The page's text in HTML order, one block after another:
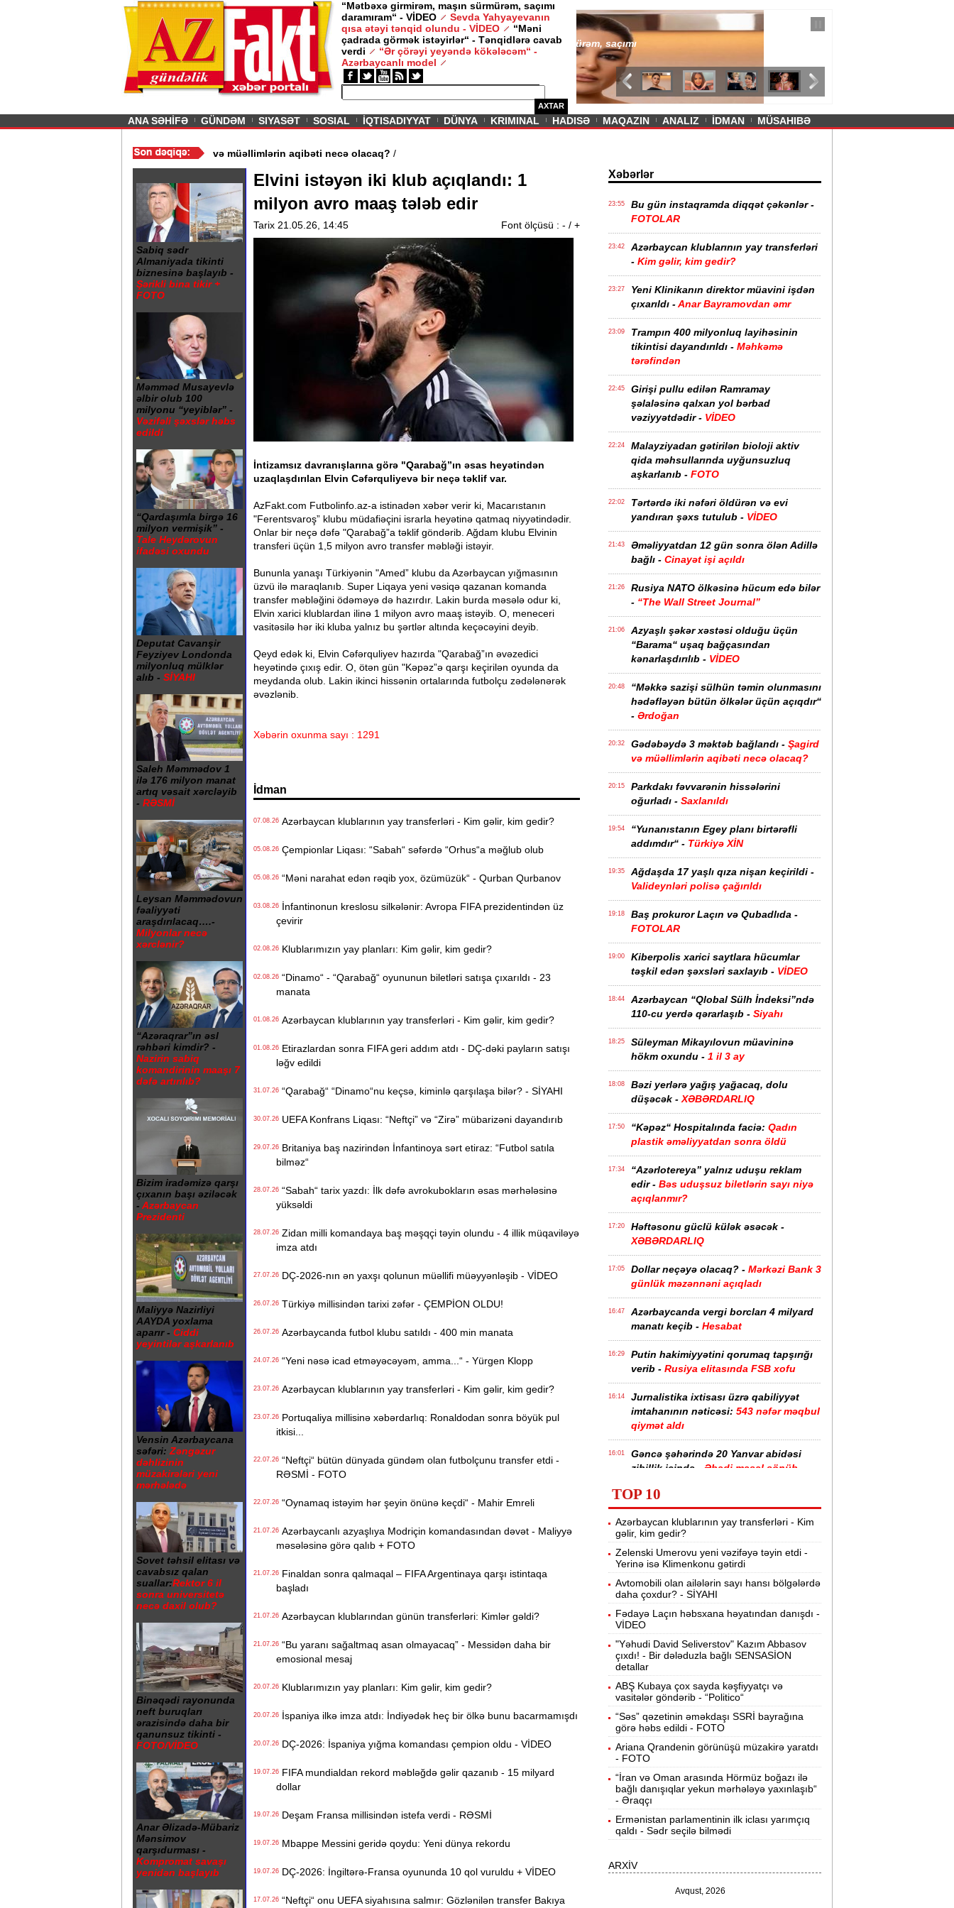
“Mətbəxə girmirəm, maşın sürmürəm, saçımı
daramıram“ - VİDEO
Sevda Yahyayevanın
qısa ətəyi tənqid olundu - VİDEO
“Məni
çadrada görmək istəyirlər“ - Tənqidlərə cavab
verdi
“Ər çörəyi yeyəndə kökələcəm“ -
Azərbaycanlı model
AXTAR
/ MAQAZIN /
Sevda Yahyayevanın qısa ətəyi tənqid olundu -
VİDEO
Previous
ANA SƏHİFƏ GÜNDƏM SIYASƏT SOSIAL İQTISADIYYAT DÜNYA KRIMINAL HADISƏ MAQAZIN ANALIZ İDMAN MÜSAHIBƏ
Gədəbəydə 3 məktəb bağlandı - Şagird və müəllimlərin aqibəti necə olacaq?
Sabiq sədr
Almaniyada tikinti
biznesinə başlayıb -
Şərikli bina tikir +
FOTO
Məmməd Musayevlə
əlbir olub 100
milyonu “yeyiblər” -
Vəzifəli şəxslər həbs
edildi
“Qardaşımla birgə 16
milyon vermişik” -
Tale Heydərovun
ifadəsi oxundu
Deputat Cavanşir
Feyziyev Londonda
milyonluq mülklər
alıb - SİYAHI
Saleh Məmmədov 1
ilə 176 milyon manat
artıq vəsait xərcləyib
- RƏSMİ
Leysan Məmmədovun
fəaliyyəti
araşdırılacaq….-
Milyonlar necə
xərclənir?
“Azəraqrar”ın əsl
rəhbəri kimdir? -
Nazirin sabiq
komandirinin maaşı 7
dəfə artırılıb?
Bizim iradəmizə qarşı
çıxanın başı əziləcək
- Azərbaycan
Prezidenti
Maliyyə Nazirliyi
AAYDA yoxlama
aparır - Ciddi
yeyintilər aşkarlanıb
Vensin Azərbaycana
səfəri: Zəngəzur
dəhlizinin
müzakirələri yeni
mərhələdə
Sovet təhsil elitası və
cavabsız qalan
suallar:Rektor 6 il
sonra universitetə
necə daxil olub?
Binəqədi rayonunda
neft buruqları
ərazisində daha bir
qanunsuz tikinti -
FOTO/VİDEO
Anar Əlizadə-Mübariz
Mənsimov
qarşıdurması -
Kompromat savaşı
yenidən başlayıb
Elvini istəyən iki klub açıqlandı: 1
milyon avro maaş tələb edir
Tarix 21.05.26, 14:45 Font ölçüsü : - / +
İntizamsız davranışlarına görə "Qarabağ”ın əsas heyətindən
uzaqlaşdırılan Elvin Cəfərquliyevə bir neçə təklif var.
AzFakt.com Futbolinfo.az-a istinadən xəbər verir ki, Macarıstanın
"Ferentsvaroş” klubu müdafiəçini israrla heyətinə qatmaq niyyətindədir.
Onlar bir neçə dəfə "Qarabağ”a təklif göndərib. Ağdam klubu Elvinin
transferi üçün 1,5 milyon avro transfer məbləği istəyir.
Bununla yanaşı Türkiyənin "Amed” klubu da Azərbaycan yığmasının
üzvü ilə maraqlanıb. Super Liqaya yeni vəsiqə qazanan komanda
transfer məbləğini ödəməyə də hazırdır. Lakin burda məsələ odur ki,
Elvin xarici klublardan ilinə 1 milyon avro maaş istəyib. O, meneceri
vasitəsilə hər iki kluba yalnız bu şərtlər altında keçəcəyini deyib.
Qeyd edək ki, Elvin Cəfərquliyev hazırda "Qarabağ”ın əvəzedici
heyətində çıxış edir. O, ötən gün "Kəpəz”ə qarşı keçirilən oyunda da
meydanda olub. Lakin ikinci hissənin ortalarında futbolçu zədələnərək
əvəzlənib.
Xəbərin oxunma sayı : 1291
İdman
07.08.26Azərbaycan klublarının yay transferləri - Kim gəlir, kim gedir?
05.08.26Çempionlar Liqası: “Sabah“ səfərdə “Orhus“a məğlub olub
05.08.26“Məni narahat edən rəqib yox, özümüzük“ - Qurban Qurbanov
03.08.26İnfantinonun kreslosu silkələnir: Avropa FIFA prezidentindən üz
çevirir
02.08.26Klublarımızın yay planları: Kim gəlir, kim gedir?
02.08.26“Dinamo“ - “Qarabağ“ oyununun biletləri satışa çıxarıldı - 23
manata
01.08.26Azərbaycan klublarının yay transferləri - Kim gəlir, kim gedir?
01.08.26Etirazlardan sonra FIFA geri addım atdı - DÇ-dəki payların satışı
ləğv edildi
31.07.26“Qarabağ“ “Dinamo“nu keçsə, kiminlə qarşılaşa bilər? - SİYAHI
30.07.26UEFA Konfrans Liqası: “Neftçi” və “Zirə” mübarizəni dayandırıb
29.07.26Britaniya baş nazirindən İnfantinoya sərt etiraz: “Futbol satıla
bilməz“
28.07.26“Sabah“ tarix yazdı: İlk dəfə avrokubokların əsas mərhələsinə
yüksəldi
28.07.26Zidan milli komandaya baş məşqçi təyin olundu - 4 illik müqaviləyə
imza atdı
27.07.26DÇ-2026-nın ən yaxşı qolunun müəllifi müəyyənləşib - VİDEO
26.07.26Türkiyə millisindən tarixi zəfər - ÇEMPİON OLDU!
26.07.26Azərbaycanda futbol klubu satıldı - 400 min manata
24.07.26“Yeni nəsə icad etməyəcəyəm, amma...“ - Yürgen Klopp
23.07.26Azərbaycan klublarının yay transferləri - Kim gəlir, kim gedir?
23.07.26Portuqaliya millisinə xəbərdarlıq: Ronaldodan sonra böyük pul
itkisi...
22.07.26“Neftçi“ bütün dünyada gündəm olan futbolçunu transfer etdi -
RƏSMİ - FOTO
22.07.26“Oynamaq istəyim hər şeyin önünə keçdi“ - Mahir Emreli
21.07.26Azərbaycanlı azyaşlıya Modriçin komandasından dəvət - Maliyyə
məsələsinə görə qalıb + FOTO
21.07.26Finaldan sonra qalmaqal – FIFA Argentinaya qarşı istintaqa
başladı
21.07.26Azərbaycan klublarından günün transferləri: Kimlər gəldi?
21.07.26“Bu yaranı sağaltmaq asan olmayacaq” - Messidən daha bir
emosional mesaj
20.07.26Klublarımızın yay planları: Kim gəlir, kim gedir?
20.07.26İspaniya ilkə imza atdı: İndiyədək heç bir ölkə bunu bacarmamışdı
20.07.26DÇ-2026: İspaniya yığma komandası çempion oldu - VİDEO
19.07.26FIFA mundialdan rekord məbləğdə gəlir qazanıb - 15 milyard
dollar
19.07.26Deşam Fransa millisindən istefa verdi - RƏSMİ
19.07.26Mbappe Messini geridə qoydu: Yeni dünya rekordu
19.07.26DÇ-2026: İngiltərə-Fransa oyununda 10 qol vuruldu + VİDEO
17.07.26“Neftçi“ onu UEFA siyahısına salmır: Gözlənilən transfer Bakıya
Xəbərlər
23:55
Bu gün instaqramda diqqət çəkənlər -
FOTOLAR
23:42
Azərbaycan klublarının yay transferləri
- Kim gəlir, kim gedir?
23:27
Yeni Klinikanın direktor müavini işdən
çıxarıldı -Anar Bayramovdan əmr
23:09
Trampın 400 milyonluq layihəsinin
tikintisi dayandırıldı - Məhkəmə
tərəfindən
22:45
Girişi pullu edilən Ramramay
şəlaləsinə qalxan yol bərbad
vəziyyətdədir - VİDEO
22:24
Malayziyadan gətirilən bioloji aktiv
qida məhsullarında uyğunsuzluq
aşkarlanıb - FOTO
22:02
Tərtərdə iki nəfəri öldürən və evi
yandıran şəxs tutulub - VİDEO
21:43
Əməliyyatdan 12 gün sonra ölən Adillə
bağlı - Cinayət işi açıldı
21:26
Rusiya NATO ölkəsinə hücum edə bilər
- “The Wall Street Journal”
21:06
Azyaşlı şəkər xəstəsi olduğu üçün
“Barama“ uşaq bağçasından
kənarlaşdırılıb - VİDEO
20:48
“Məkkə sazişi sülhün təmin olunmasını
hədəfləyən bütün ölkələr üçün açıqdır“
- Ərdoğan
20:32 Gədəbəydə 3 məktəb bağlandı - Şagird
və müəllimlərin aqibəti necə olacaq?
20:15
Parkdakı fəvvarənin hissələrini
oğurladı - Saxlanıldı
19:54
“Yunanıstanın Egey planı birtərəfli
addımdır“ - Türkiyə XİN
19:35
Ağdaşda 17 yaşlı qıza nişan keçirildi -
Valideynləri polisə çağırıldı
19:18
Baş prokuror Laçın və Qubadlıda -
FOTOLAR
19:00
Kiberpolis xarici saytlara hücumlar
təşkil edən şəxsləri saxlayıb - VİDEO
18:44
Azərbaycan “Qlobal Sülh İndeksi”ndə
110-cu yerdə qərarlaşıb - Siyahı
18:25
Süleyman Mikayılovun müavininə
hökm oxundu - 1 il 3 ay
18:08
Bəzi yerlərə yağış yağacaq, dolu
düşəcək - XƏBƏRDARLIQ
17:50 “Kəpəz“ Hospitalında faciə: Qadın
plastik əməliyyatdan sonra öldü
17:34
“Azərlotereya” yalnız uduşu reklam
edir - Bəs uduşsuz biletlərin sayı niyə
açıqlanmır?
17:20
Həftəsonu güclü külək əsəcək -
XƏBƏRDARLIQ
17:05 Dollar neçəyə olacaq? - Mərkəzi Bank 3
günlük məzənnəni açıqladı
16:47
Azərbaycanda vergi borcları 4 milyard
manatı keçib - Hesabat
16:29
Putin hakimiyyətini qorumaq tapşırığı
verib - Rusiya elitasında FSB xofu
16:14
Jurnalistika ixtisası üzrə qabiliyyət
imtahanının nəticəsi: 543 nəfər məqbul
qiymət aldı
16:01
Gəncə şəhərində 20 Yanvar abidəsi
zibillik içində - Əbədi məşəl sönüb
15:45
Pakistan, Səudiyyə Ərəbistanı və
Türkiyə saziş imzalayıb -Birgə müdafiə
haqqında
15:28
“Tarqovı”dakı yanğın məhdudlaşdırıldı
-VİDEOLAR
15:13
Velosipedlər Azərbaycana hansı
ölkələrdən və neçəyə gətirilib -
Pərvin Abıyeva son görünüşü diqqət
çəkdi -
14:43
Bakıda 70 min manatlıq naqil
oğurlayan şəxs tutuldu -VİDEO
14:26
Samir Şərifova yeni vəzifə verildi -
Prezident Sərəncam imzaladı
14:11 Tovuzda qadın qətlə yetirildi -Şübhəli
qardaşı oğludur
13:56 39 dərəcə isti olacaq -Sabaha olan
hava proqnozu
13:40
Prezident bu səfirlərin yerini dəyişdi -
TOP 10
Azərbaycan klublarının yay transferləri - Kim
gəlir, kim gedir?
Zelenski Umerovu yeni vəzifəyə təyin etdi -
Yerinə isə Klimenkonu gətirdi
Avtomobili olan ailələrin sayı hansı bölgələrdə
daha çoxdur? - SİYAHI
Fədayə Laçın həbsxana həyatından danışdı -
VİDEO
"Yəhudi David Seliverstov" Kazım Abbasov
çıxdı! - Bir dələduzla bağlı SENSASİON
detallar
ABŞ Kubaya çox sayda kəşfiyyatçı və
vasitələr göndərib - “Politico“
“Səs” qəzetinin əməkdaşı SSRİ bayrağına
görə həbs edildi - FOTO
Ariana Qrandenin görünüşü müzakirə yaratdı
- FOTO
“İran və Oman arasında Hörmüz boğazı ilə
bağlı danışıqlar yekun mərhələyə yaxınlaşıb“
- Əraqçı
Ermənistan parlamentinin ilk iclası yarımçıq
qaldı - Sədr seçilə bilmədi
ARXİV
Avqust, 2026